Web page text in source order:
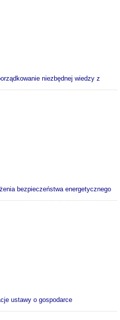
niezbędnej wiedzy z
bezpieczeństwa energetycznego
ustawy o gospodarce